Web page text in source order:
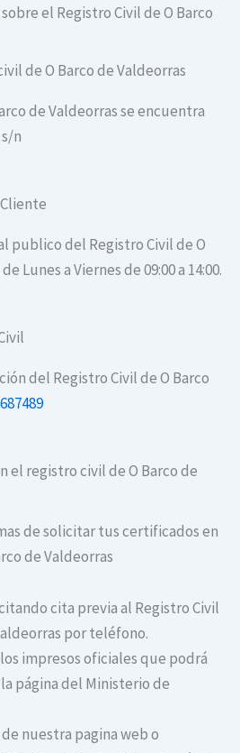
el Registro Civil de O Barco
de O Barco de Valdeorras
de Valdeorras se encuentra
n
publico del Registro Civil de O
Lunes a Viernes de 09:00 a 14:00.
del Registro Civil de O Barco
el registro civil de O Barco de
de solicitar tus certificados en
de Valdeorras
cita previa al Registro Civil
por teléfono.
impresos oficiales que podrá
página del Ministerio de
nuestra pagina web o